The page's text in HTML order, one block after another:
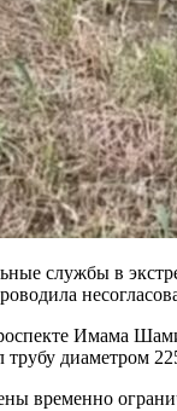
службы в
Имама
диаметром
временно